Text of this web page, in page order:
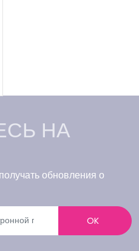
НА
обновления о
OK